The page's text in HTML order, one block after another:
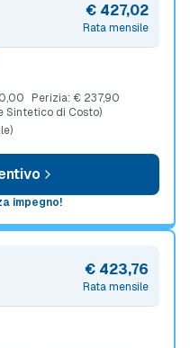
Rata mensile
€ 427,02
Perizia: € 237,90
Sintetico di Costo)
impegno!
Rata mensile
€ 423,76